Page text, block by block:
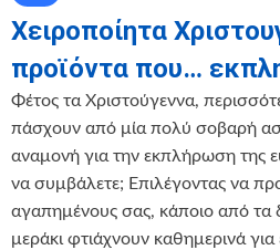
Χειροποίητα
προϊόντα που…
Φέτος τα Χριστούγεννα,
πάσχουν από μία πολύ σοβαρή
αναμονή για την εκπλήρωση της
να συμβάλετε; Επιλέγοντας να
αγαπημένους σας, κάποιο από
μεράκι φτιάχνουν καθημερινά για